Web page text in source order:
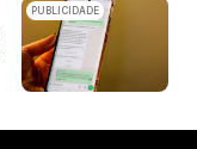
PUBLICIDADE